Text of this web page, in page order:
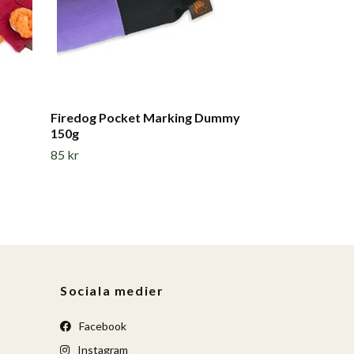
Firedog Pocket Marking Dummy
150g
85 kr
Sociala medier
Facebook
Instagram